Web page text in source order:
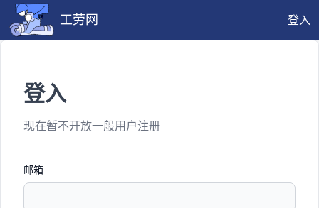
工劳网 登入
登入
现在暂不开放一般用户注册
邮箱